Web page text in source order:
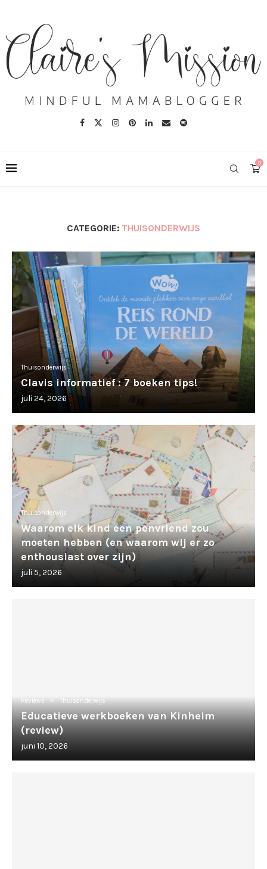
0
CATEGORIE: THUISONDERWIJS
Thuisonderwijs
Clavis informatief : 7 boeken tips!
juli 24, 2026
Thuisonderwijs
Waarom elk kind een penvriend zou
moeten hebben (en waarom wij er zo
enthousiast over zijn)
juli 5, 2026
Reviews Thuisonderwijs
Educatieve werkboeken van Kinheim
(review)
juni 10, 2026